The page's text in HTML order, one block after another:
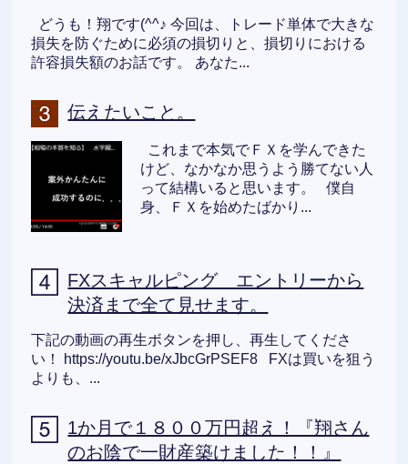
どうも！翔です(^^♪ 今回は、トレード単体で大きな
損失を防ぐために必須の損切りと、損切りにおける
許容損失額のお話です。 あなた...
伝えたいこと。
これまで本気でＦＸを学んできた
けど、なかなか思うよう勝てない人
って結構いると思います。 僕自
身、ＦＸを始めたばかり...
FXスキャルピング エントリーから
決済まで全て見せます。
下記の動画の再生ボタンを押し、再生してくださ
い！ https://youtu.be/xJbcGrPSEF8 FXは買いを狙う
よりも、...
1か月で１８００万円超え！『翔さん
のお陰で一財産築けました！！』